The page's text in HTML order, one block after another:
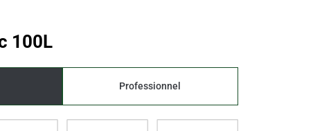
100L
Professionnel